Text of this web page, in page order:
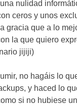
una nulidad
ceros y unos
gracia que a lo
la que quiero
jijiji)
, no hagáis lo
,y haced lo
si no hubiese